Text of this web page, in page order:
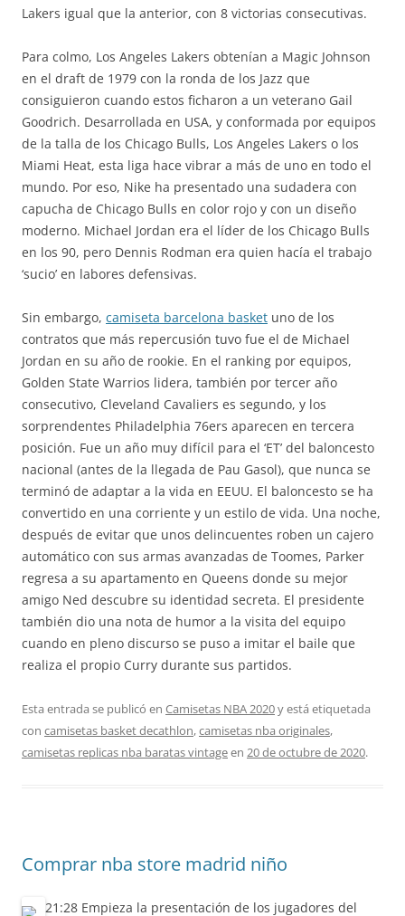
Lakers igual que la anterior, con 8 victorias consecutivas.
Para colmo, Los Angeles Lakers obtenían a Magic Johnson
en el draft de 1979 con la ronda de los Jazz que
consiguieron cuando estos ficharon a un veterano Gail
Goodrich. Desarrollada en USA, y conformada por equipos
de la talla de los Chicago Bulls, Los Angeles Lakers o los
Miami Heat, esta liga hace vibrar a más de uno en todo el
mundo. Por eso, Nike ha presentado una sudadera con
capucha de Chicago Bulls en color rojo y con un diseño
moderno. Michael Jordan era el líder de los Chicago Bulls
en los 90, pero Dennis Rodman era quien hacía el trabajo
‘sucio’ en labores defensivas.
Sin embargo, camiseta barcelona basket uno de los
contratos que más repercusión tuvo fue el de Michael
Jordan en su año de rookie. En el ranking por equipos,
Golden State Warrios lidera, también por tercer año
consecutivo, Cleveland Cavaliers es segundo, y los
sorprendentes Philadelphia 76ers aparecen en tercera
posición. Fue un año muy difícil para el ‘ET’ del baloncesto
nacional (antes de la llegada de Pau Gasol), que nunca se
terminó de adaptar a la vida en EEUU. El baloncesto se ha
convertido en una corriente y un estilo de vida. Una noche,
después de evitar que unos delincuentes roben un cajero
automático con sus armas avanzadas de Toomes, Parker
regresa a su apartamento en Queens donde su mejor
amigo Ned descubre su identidad secreta. El presidente
también dio una nota de humor a la visita del equipo
cuando en pleno discurso se puso a imitar el baile que
realiza el propio Curry durante sus partidos.
Esta entrada se publicó en Camisetas NBA 2020y está etiquetada
con camisetas basket decathlon,camisetas nba originales,
camisetas replicas nba baratas vintageen 20 de octubre de 2020.
Comprar nba store madrid niño
21:28 Empieza la presentación de los jugadores del